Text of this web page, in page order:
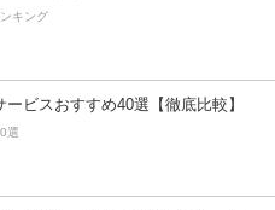
キング
ビスおすすめ40選【徹底比較】
選